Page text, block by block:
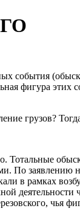
события
фигура
грузов?
Тотальные
По
в рамках
чья